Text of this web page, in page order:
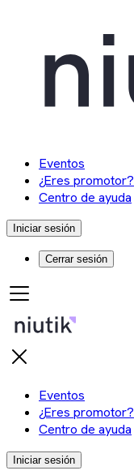
Eventos
¿Eres promotor?
Centro de ayuda
Iniciar sesión
Cerrar sesión
Eventos
¿Eres promotor?
Centro de ayuda
Iniciar sesión